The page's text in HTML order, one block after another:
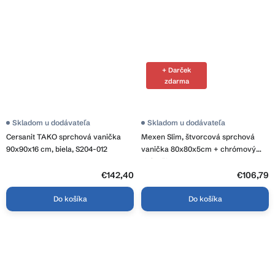
Cersanit TAKO sprchová vanička
90x90x16 cm, biela, S204-012
Skladom u dodávateľa
€142,40
Do košíka
+ Darček
zdarma
Mexen Slim, štvorcová sprchová
vanička 80x80x5cm + chrómový
sifón, čierna, 40708080
Skladom u dodávateľa
€106,79
Do košíka